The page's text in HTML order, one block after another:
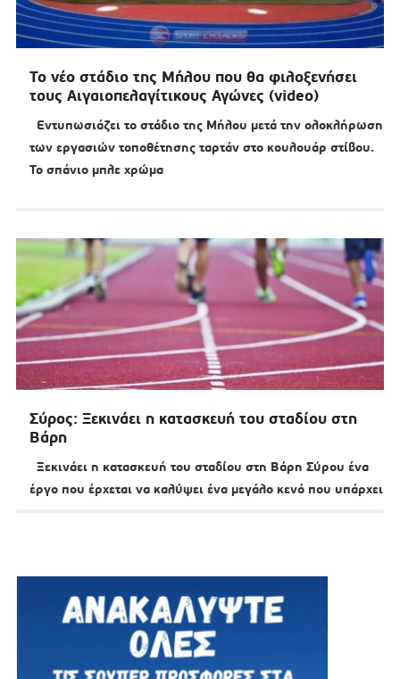
Το νέο στάδιο της Μήλου που θα φιλοξενήσει
τους Αιγαιοπελαγίτικους Αγώνες (video)
Εντυπωσιάζει το στάδιο της Μήλου μετά την ολοκλήρωση
των εργασιών τοποθέτησης ταρτάν στο κουλουάρ στίβου.
Το σπάνιο μπλε χρώμα
Σύρος: Ξεκινάει η κατασκευή του σταδίου στη
Βάρη
Ξεκινάει η κατασκευή του σταδίου στη Βάρη Σύρου ένα
έργο που έρχεται να καλύψει ένα μεγάλο κενό που υπάρχει